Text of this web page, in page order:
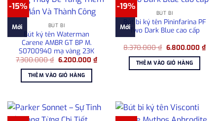
-15%
Mới BÚT BI
Bút ký tên Waterman
Carene AMBR GT BP M.
S0700940 mạ vàng 23K
7.300.000₫ Giá
là:
7.300.000 ₫.
6.200.000 ₫Giá
THÊM VÀO GIỎ HÀNG
-19%
Mới
BÚT BI
Bút bi ký tên Pininfarina PF
Two Dark Blue cao cấp
8.370.000₫ Giá
là:
8.370.000 ₫.
6.800.000 ₫Giá
THÊM VÀO GIỎ HÀNG